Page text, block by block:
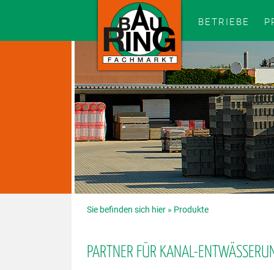
BETRIEBE
Sie befinden sich hier » Produkte
PARTNER FÜR KANAL-